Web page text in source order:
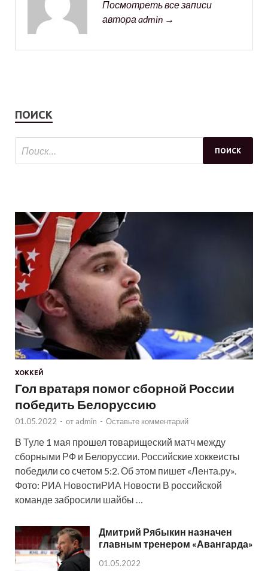
Посмотреть все записи
автора admin →
ПОИСК
ХОККЕЙ
Гол вратаря помог сборной России
победить Белоруссию
01.05.2022 - от admin - Оставьте комментарий
В Туле 1 мая прошел товарищеский матч между
сборными РФ и Белоруссии. Российские хоккеисты
победили со счетом 5:2. Об этом пишет «Лента.ру».
Фото: РИА НовостиРИА Новости В российской
команде забросили шайбы …
Дмитрий Рябыкин назначен
главным тренером «Авангарда»
01.05.2022